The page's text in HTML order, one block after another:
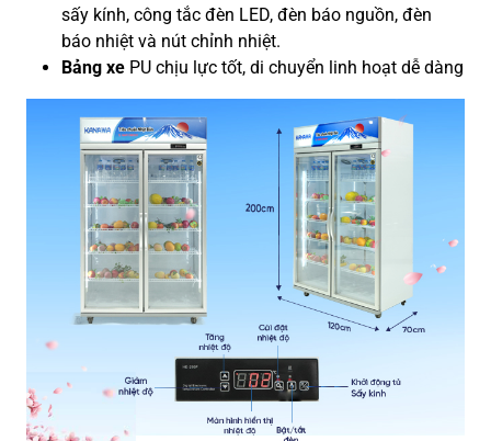
sấy kính, công tắc đèn LED, đèn báo nguồn, đèn
báo nhiệt và nút chỉnh nhiệt.
Bảng xe PU chịu lực tốt, di chuyển linh hoạt dễ dàng